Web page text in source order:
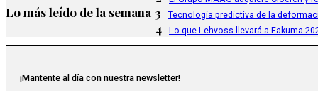
Lo más leído de la semana 3 Tecnología predictiva de la
4 Lo que Lehvoss llevará a Fakuma
¡Mantente al día con nuestra newsletter!